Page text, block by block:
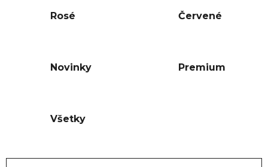
Rosé Červené
Novinky Premium
Všetky